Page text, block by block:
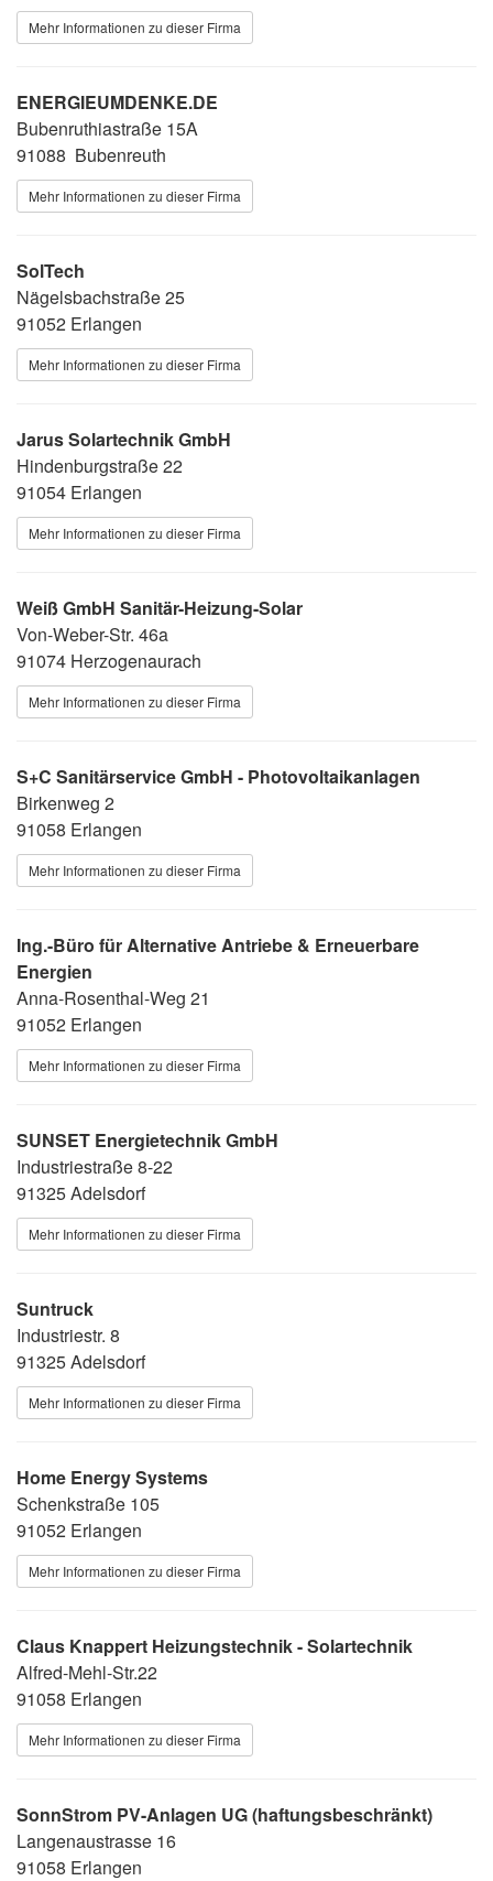
Mehr Informationen zu dieser Firma
ENERGIEUMDENKE.DE
Bubenruthiastraße 15A
91088 Bubenreuth
Mehr Informationen zu dieser Firma
SolTech
Nägelsbachstraße 25
91052 Erlangen
Mehr Informationen zu dieser Firma
Jarus Solartechnik GmbH
Hindenburgstraße 22
91054 Erlangen
Mehr Informationen zu dieser Firma
Weiß GmbH Sanitär-Heizung-Solar
Von-Weber-Str. 46a
91074 Herzogenaurach
Mehr Informationen zu dieser Firma
S+C Sanitärservice GmbH - Photovoltaikanlagen
Birkenweg 2
91058 Erlangen
Mehr Informationen zu dieser Firma
Ing.-Büro für Alternative Antriebe & Erneuerbare
Energien
Anna-Rosenthal-Weg 21
91052 Erlangen
Mehr Informationen zu dieser Firma
SUNSET Energietechnik GmbH
Industriestraße 8-22
91325 Adelsdorf
Mehr Informationen zu dieser Firma
Suntruck
Industriestr. 8
91325 Adelsdorf
Mehr Informationen zu dieser Firma
Home Energy Systems
Schenkstraße 105
91052 Erlangen
Mehr Informationen zu dieser Firma
Claus Knappert Heizungstechnik - Solartechnik
Alfred-Mehl-Str.22
91058 Erlangen
Mehr Informationen zu dieser Firma
SonnStrom PV-Anlagen UG (haftungsbeschränkt)
Langenaustrasse 16
91058 Erlangen